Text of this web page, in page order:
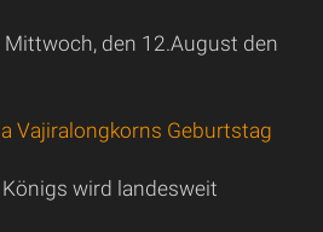
Mittwoch, den 12.August den
Vajiralongkorns Geburtstag
wird landesweit